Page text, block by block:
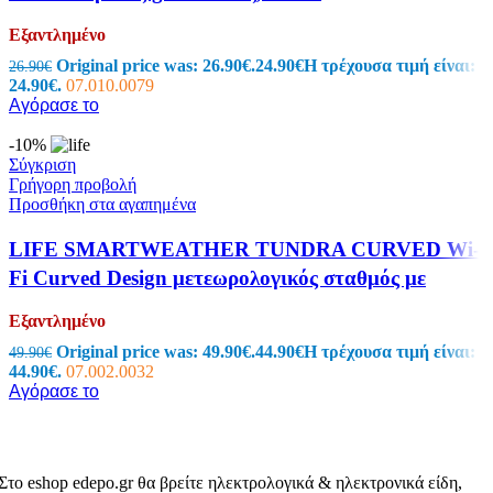
Εξαντλημένο
26.90€ Original price was: 26.90€.24.90€Η τρέχουσα τιμή είναι:
24.90€. 07.010.0079
Αγόρασε το
-10%
Σύγκριση
Γρήγορη προβολή
Προσθήκη στα αγαπημένα
LIFE SMARTWEATHER TUNDRA CURVED Wi-
Fi Curved Design μετεωρολογικός σταθμός με
LCD 5.5″ και ρολόι / ξυπνητήρι 221-0188
Εξαντλημένο
49.90€ Original price was: 49.90€.44.90€Η τρέχουσα τιμή είναι:
44.90€. 07.002.0032
Αγόρασε το
eshop edepo.gr θα βρείτε ηλεκτρολογικά & ηλεκτρονικά είδη,